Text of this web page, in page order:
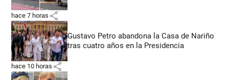
hace 7 horas share
Gustavo Petro abandona la Casa de Nariño
tras cuatro años en la Presidencia
hace 10 horas share